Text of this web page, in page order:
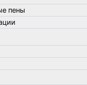
черенки и насадки
и шпагаты
пены